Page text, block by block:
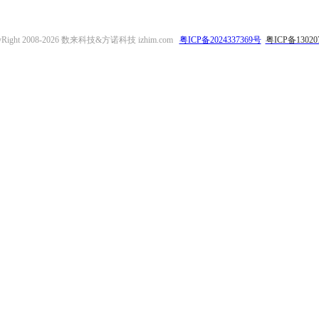
2008-2026 数来科技&方诺科技 izhim.com 粤ICP备2024337369号 粤ICP备